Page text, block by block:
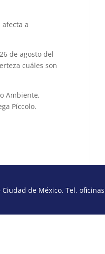
a
de agosto del
cuáles son
Ambiente,
Píccolo.
de México. Tel.